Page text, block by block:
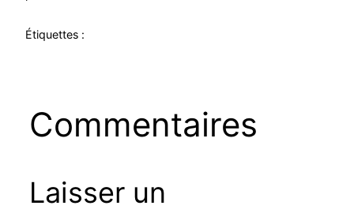
Étiquettes :
Commentaires
Laisser un